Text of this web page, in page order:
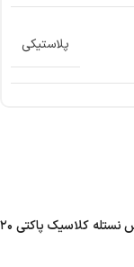
پلاستیکی
اولین کسی باشید که دیدگاهی می نویسد “کافی میکس نستله کلاسیک پاکتی ۲۰